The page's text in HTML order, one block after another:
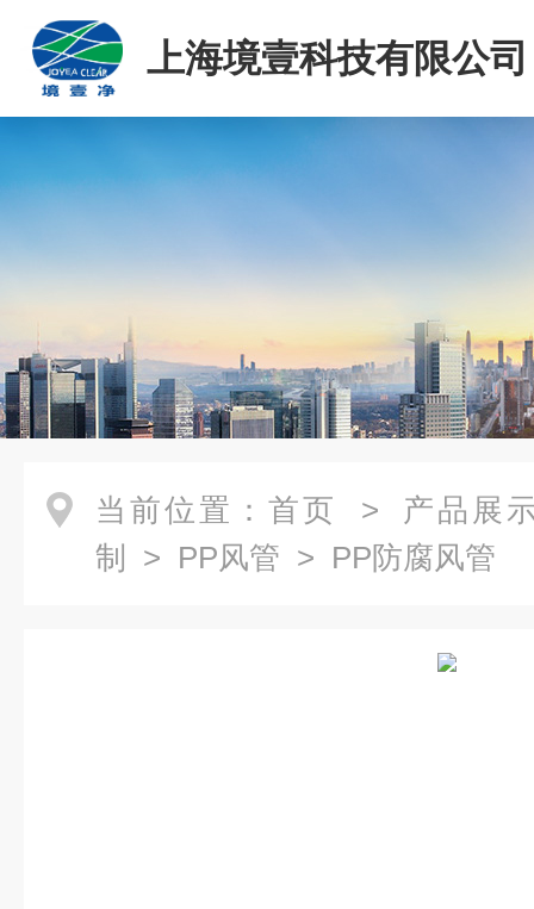
上海境壹科技有限公司
当前位置： 首页 > 产品展
制
> PP风管 > PP防腐风管